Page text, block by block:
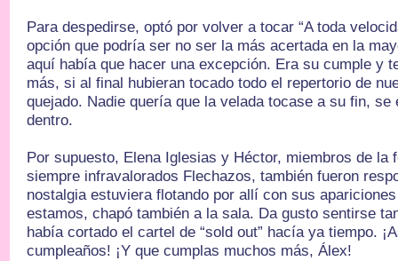
Para despedirse, optó por volver a tocar “A toda
opción que podría ser no ser la más acertada en la
aquí había que hacer una excepción. Era su cumple y
más, si al final hubieran tocado todo el repertorio de
quejado. Nadie quería que la velada tocase a su fin, se
dentro.
Por supuesto, Elena Iglesias y Héctor, miembros de la
siempre infravalorados Flechazos, también fueron
nostalgia estuviera flotando por allí con sus
estamos, chapó también a la sala. Da gusto sentirse
había cortado el cartel de “sold out” hacía ya tiempo.
cumpleaños! ¡Y que cumplas muchos más, Álex!